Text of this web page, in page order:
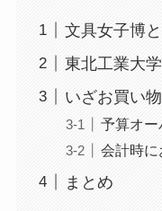
文具女子博
東北工業大
いざお買い物
予算オー
会計時に
まとめ